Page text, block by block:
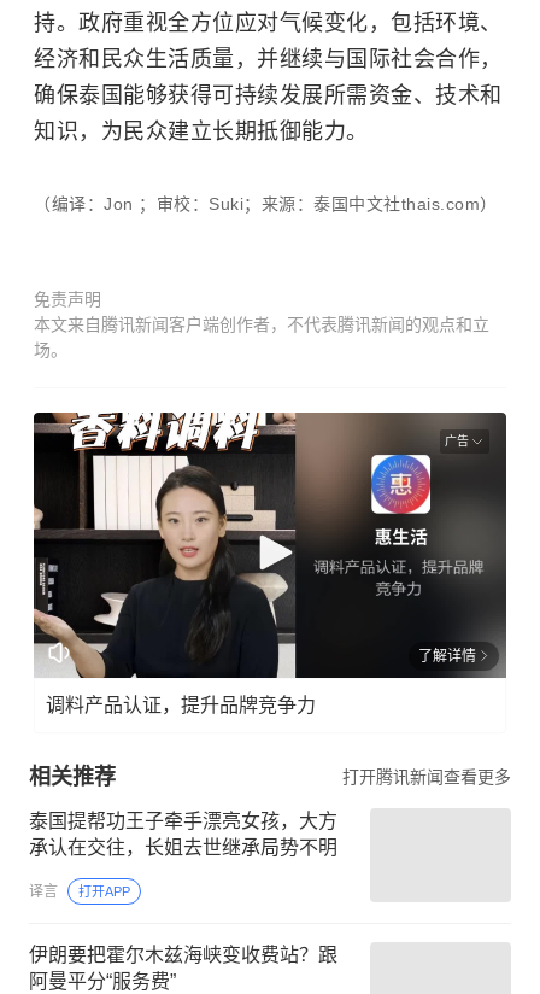
持。政府重视全方位应对气候变化，包括环境、
经济和民众生活质量，并继续与国际社会合作，
确保泰国能够获得可持续发展所需资金、技术和
知识，为民众建立长期抵御能力。
（编译：Jon ；审校：Suki；来源：泰国中文社thais.com）
免责声明
本文来自腾讯新闻客户端创作者，不代表腾讯新闻的观点和立
场。
广告
了解详情
调料产品认证，提升品牌竞争力
相关推荐 打开腾讯新闻查看更多
泰国提帮功王子牵手漂亮女孩，大方
承认在交往，长姐去世继承局势不明
译言 打开APP
伊朗要把霍尔木兹海峡变收费站？跟
阿曼平分“服务费”